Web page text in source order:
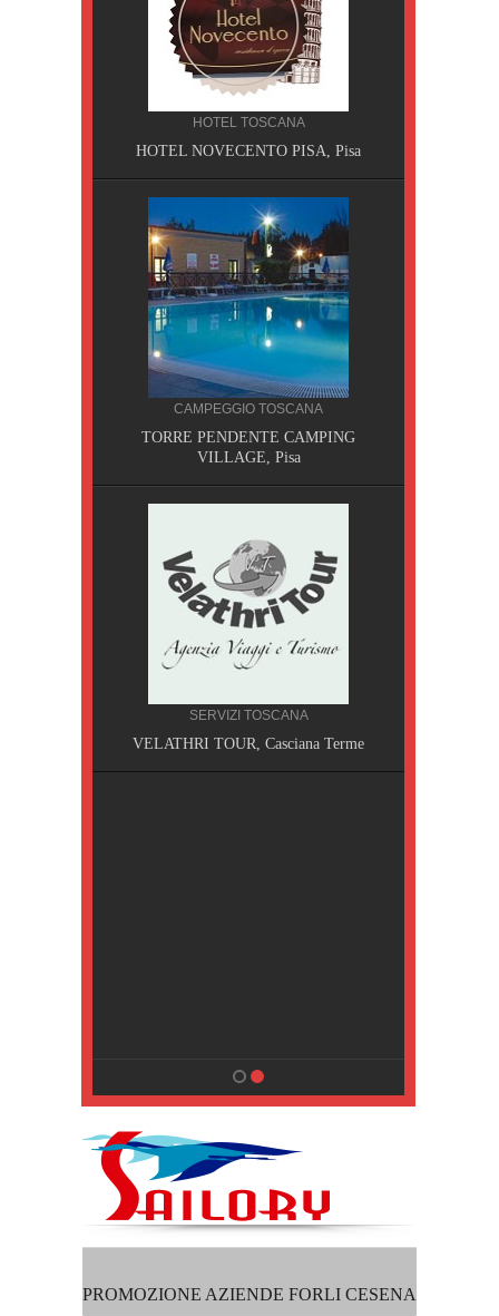
HOTEL TOSCANA
HOTEL NOVECENTO PISA, Pisa
CAMPEGGIO TOSCANA
TORRE PENDENTE CAMPING
VILLAGE, Pisa
SERVIZI TOSCANA
VELATHRI TOUR, Casciana Terme
PROMOZIONE AZIENDE FORLI CESENA